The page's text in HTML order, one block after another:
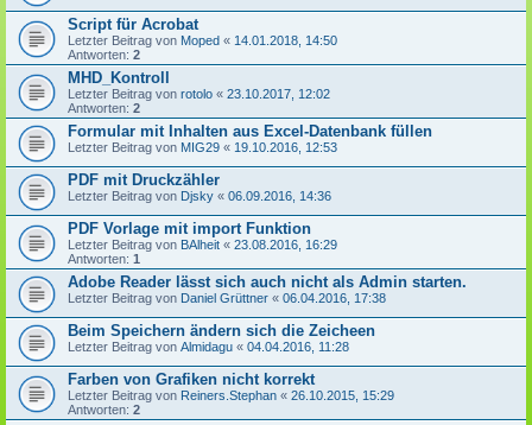
Script für Acrobat
Letzter Beitrag von Moped « 14.01.2018, 14:50
Antworten: 2
MHD_Kontroll
Letzter Beitrag von rotolo « 23.10.2017, 12:02
Antworten: 2
Formular mit Inhalten aus Excel-Datenbank füllen
Letzter Beitrag von MIG29 « 19.10.2016, 12:53
PDF mit Druckzähler
Letzter Beitrag von Djsky « 06.09.2016, 14:36
PDF Vorlage mit import Funktion
Letzter Beitrag von BAlheit « 23.08.2016, 16:29
Antworten: 1
Adobe Reader lässt sich auch nicht als Admin starten.
Letzter Beitrag von Daniel Grüttner « 06.04.2016, 17:38
Beim Speichern ändern sich die Zeicheen
Letzter Beitrag von Almidagu « 04.04.2016, 11:28
Farben von Grafiken nicht korrekt
Letzter Beitrag von Reiners.Stephan « 26.10.2015, 15:29
Antworten: 2